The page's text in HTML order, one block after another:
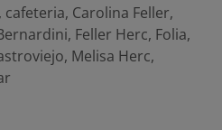
, cafeteria, Carolina Feller,
, Feller Herc, Folia,
, Melisa Herc,